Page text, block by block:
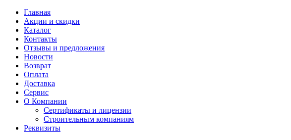
Главная
Акции и скидки
Каталог
Контакты
Отзывы и предложения
Новости
Возврат
Оплата
Доставка
Сервис
О Компании
Сертификаты и лицензии
Строительным компаниям
Реквизиты